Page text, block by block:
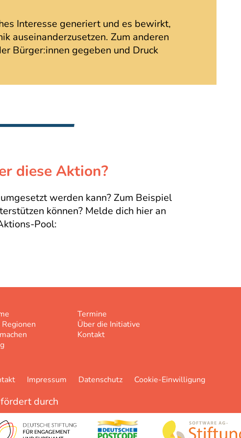
Interesse generiert und es bewirkt,
auseinanderzusetzen. Zum anderen
Bürger:innen gegeben und Druck
diese Aktion?
werden kann? Zum Beispiel
können? Melde dich hier an
Pool:
Regionen
Termine
Über die Initiative
Kontakt
Impressum Datenschutz Cookie-Einwilligung
durch